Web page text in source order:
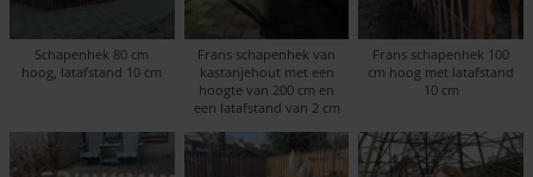
Schapenhek 80 cm
hoog, latafstand 10 cm
Frans schapenhek van
kastanjehout met een
hoogte van 200 cm en
een latafstand van 2 cm
Frans schapenhek 100
cm hoog met latafstand
10 cm